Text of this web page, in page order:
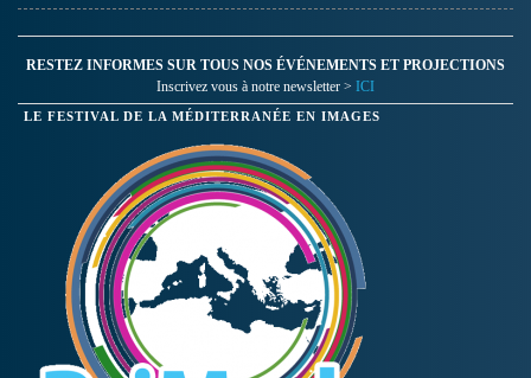
RESTEZ INFORMES SUR TOUS NOS ÉVÉNEMENTS ET PROJECTIONS
Inscrivez vous à notre newsletter > ICI
LE FESTIVAL DE LA MÉDITERRANÉE EN IMAGES